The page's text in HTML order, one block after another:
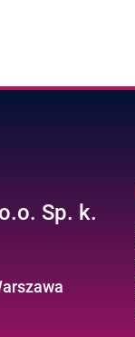
Sp. k.